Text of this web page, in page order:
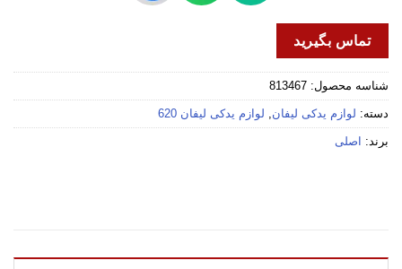
تماس بگیرید
شناسه محصول: 813467
دسته: لوازم یدکی لیفان, لوازم یدکی لیفان 620
برند: اصلی